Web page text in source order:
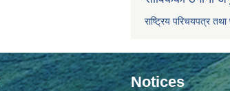
राष्ट्रिय परिचयपत्र
Notices